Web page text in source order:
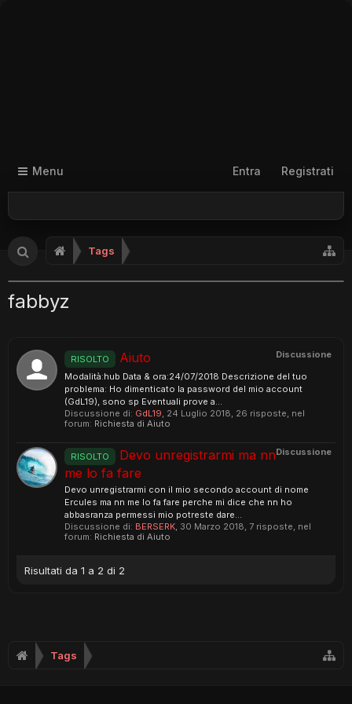
Menu Entra Registrati
Tags
fabbyz
Discussione
RISOLTO Aiuto
Modalità:hub Data & ora:24/07/2018 Descrizione del tuo
problema: Ho dimenticato la password del mio account
(GdL19), sono sp Eventuali prove a...
Discussione di: GdL19, 24 Luglio 2018, 26 risposte, nel
forum: Richiesta di Aiuto
Discussione
RISOLTO
Devo unregistrarmi ma nn
me lo fa fare
Devo unregistrarmi con il mio secondo account di nome
Ercules ma nn me lo fa fare perche mi dice che nn ho
abbasranza permessi mio potreste dare...
Discussione di: BERSERK, 30 Marzo 2018, 7 risposte, nel
forum: Richiesta di Aiuto
Risultati da 1 a 2 di 2
Tags